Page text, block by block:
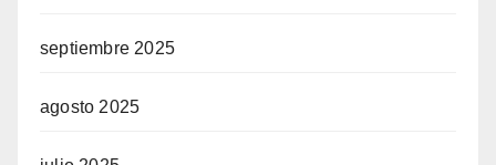
septiembre 2025
agosto 2025